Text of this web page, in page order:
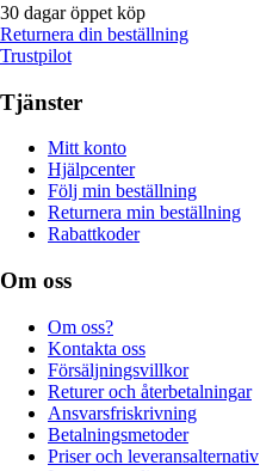
30 dagar öppet köp
Returnera din beställning
Trustpilot
Tjänster
Mitt konto
Hjälpcenter
Följ min beställning
Returnera min beställning
Rabattkoder
Om oss
Om oss?
Kontakta oss
Försäljningsvillkor
Returer och återbetalningar
Ansvarsfriskrivning
Betalningsmetoder
Priser och leveransalternativ